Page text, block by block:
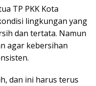
TP PKK Kota
lingkungan yang
dan tertata. Namun
agar kebersihan
dan ini harus terus